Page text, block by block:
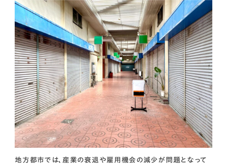
地方都市では、産業の衰退や雇用機会の減少が問題となって